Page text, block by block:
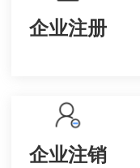
企业注册
企业注销